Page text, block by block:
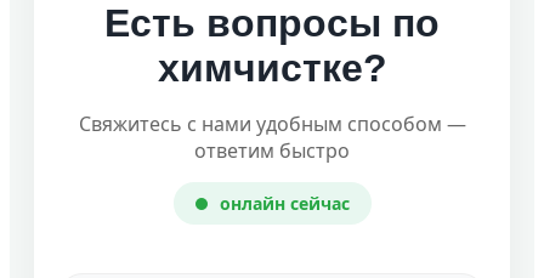
Есть вопросы по
химчистке?
Свяжитесь с нами удобным способом —
ответим быстро
онлайн сейчас